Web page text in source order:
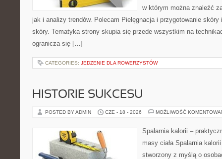
w którym można znaleźć
jak i analizy trendów. Polecam Pielęgnacja i przygotowanie
skóry. Tematyka strony skupia się przede wszystkim na
ogranicza się […]
CATEGORIES: JEDZENIE DLA ROWERZYSTÓW
HISTORIE SUKCESU
POSTED BY ADMIN CZE - 18 - 2026 MOŻLIWOŚĆ
Spalarnia kalorii –
masy ciała Spalarnia
stworzony z myślą o